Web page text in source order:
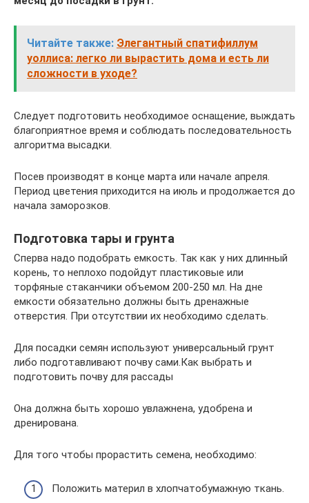
Читайте также: Элегантный спатифиллум
уоллиса: легко ли вырастить дома и есть ли
сложности в уходе?
Следует подготовить необходимое оснащение, выждать
благоприятное время и соблюдать последовательность
алгоритма высадки.
Посев производят в конце марта или начале апреля.
Период цветения приходится на июль и продолжается до
начала заморозков.
Подготовка тары и грунта
Сперва надо подобрать емкость. Так как у них длинный
корень, то неплохо подойдут пластиковые или
торфяные стаканчики объемом 200-250 мл. На дне
емкости обязательно должны быть дренажные
отверстия. При отсутствии их необходимо сделать.
Для посадки семян используют универсальный грунт
либо подготавливают почву сами.Как выбрать и
подготовить почву для рассады
Она должна быть хорошо увлажнена, удобрена и
дренирована.
Для того чтобы прорастить семена, необходимо:
Положить материл в хлопчатобумажную ткань.